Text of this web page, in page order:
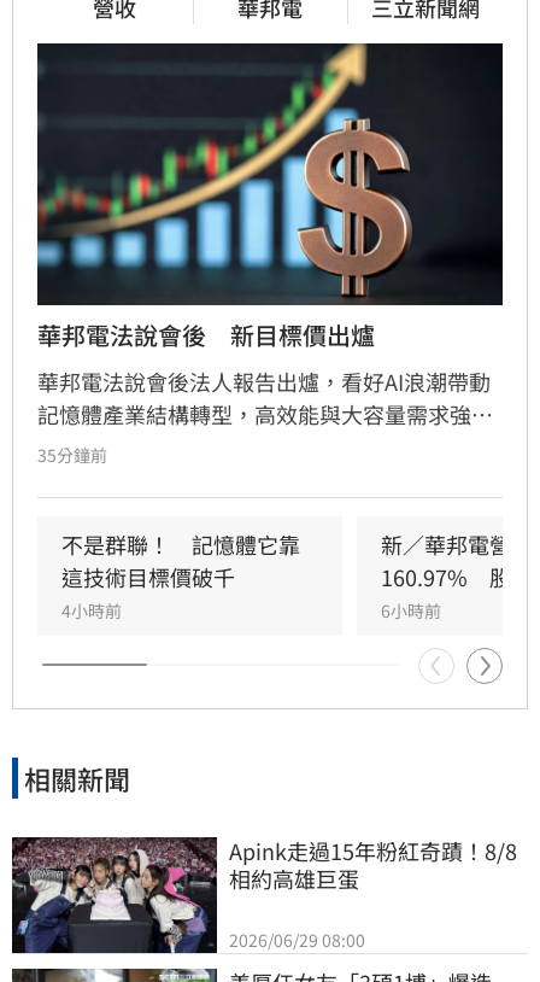
營收 華邦電 三立新聞網
華邦電法說會後　新目標價出爐
華邦電法說會後法人報告出爐，看好AI浪潮帶動
記憶體產業結構轉型，高效能與大容量需求強
勁，推升DRAM與Flash報價持續走揚。華邦電第
擎，公司並大幅調升2026年資本支出至395億
元，全力衝刺高雄廠擴產與先進製程。法人分析
指出，隨AI需求爆發，2027年記憶體供需缺口將
擴大，華邦電中長線營運看俏，兩家本土券商分
別給予200元及275元目標價，市場對其獲利爆發
力寄予厚望。提醒投資人，投資股票具備風險，
35分鐘前
不是群聯！　記憶體它靠
這技術目標價破千
4小時前
新／華邦電營收
160.97%　股價
6小時前
相關新聞
Apink走過15年粉紅奇蹟！8/8
相約高雄巨蛋
2026/06/29 08:00